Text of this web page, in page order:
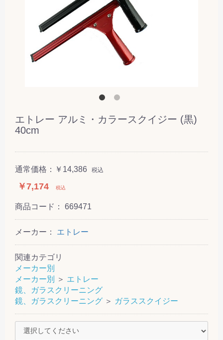
エトレー アルミ・カラースクイジー (黒)
40cm
通常価格： ￥14,386 税込
￥7,174 税込
商品コード： 669471
メーカー： エトレー
関連カテゴリ
メーカー別
メーカー別
＞ エトレー
鏡、ガラスクリーニング
鏡、ガラスクリーニング ＞ ガラススクイジー